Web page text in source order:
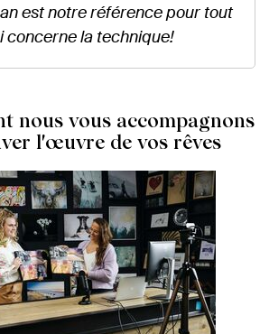
est notre référence pour tout
concerne la technique!
nous vous accompagnons
l'œuvre de vos rêves